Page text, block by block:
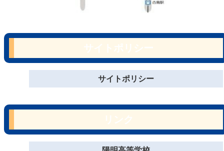
サイトポリシー